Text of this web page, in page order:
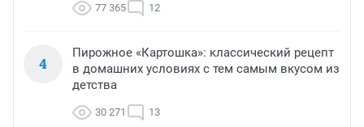
77 365 12
4
Пирожное «Картошка»: классический рецепт
в домашних условиях с тем самым вкусом из
детства
30 271 13